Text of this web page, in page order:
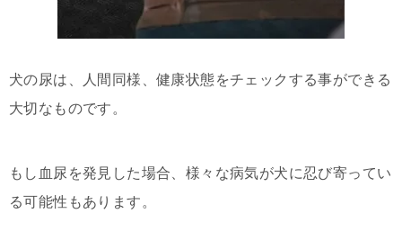
犬の尿は、人間同様、健康状態をチェックする事ができる
大切なものです。
もし血尿を発見した場合、様々な病気が犬に忍び寄ってい
る可能性もあります。